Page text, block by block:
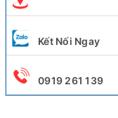
Kết Nối Ngay
0919 261 139